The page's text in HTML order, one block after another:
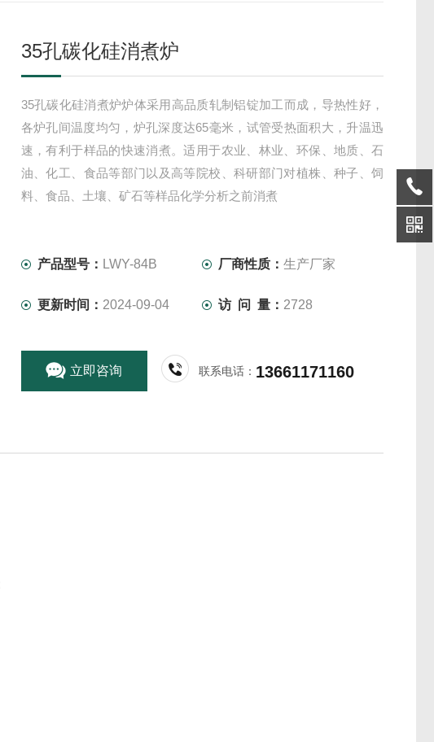
35孔碳化硅消煮炉
35孔碳化硅消煮炉炉体采用高品质轧制铝锭加工而成，导热性好，
各炉孔间温度均匀，炉孔深度达65毫米，试管受热面积大，升温迅
速，有利于样品的快速消煮。适用于农业、林业、环保、地质、石
油、化工、食品等部门以及高等院校、科研部门对植株、种子、饲
料、食品、土壤、矿石等样品化学分析之前消煮
产品型号： LWY-84B 厂商性质：生产厂家
更新时间： 2024-09-04 访 问 量： 2728
立即咨询 联系电话： 13661171160